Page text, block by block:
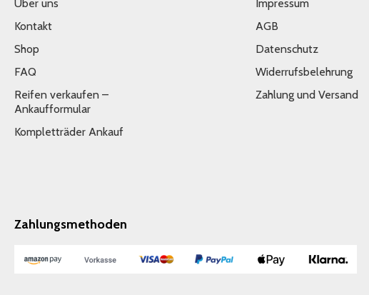
Über uns
Kontakt
Shop
FAQ
Reifen verkaufen –
Ankaufformular
Kompletträder Ankauf
Impressum
AGB
Datenschutz
Widerrufsbelehrung
Zahlung und Versand
Zahlungsmethoden